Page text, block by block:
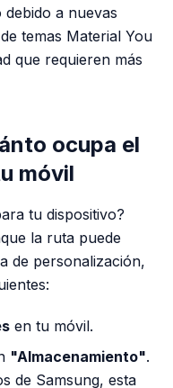
debido a nuevas
temas Material You
que requieren más
ocupa el
móvil
tu dispositivo?
la ruta puede
de personalización,
en tu móvil.
"Almacenamiento".
de Samsung, esta